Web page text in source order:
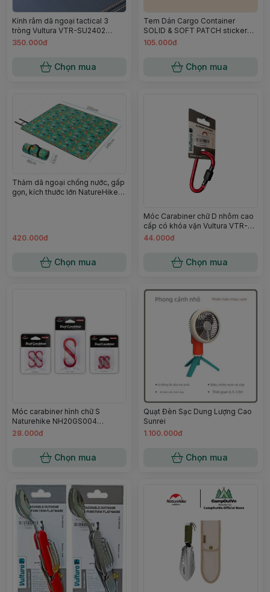
Kính râm dã ngoại tactical 3
tròng Vultura VTR-SU2402
Campoutvn
350.000đ
Chọn mua
Tem Dán Cargo Container
SOLID & SOFT PATCH sticker
trang trí cắm trại campoutvn
105.000đ
Chọn mua
Thảm dã ngoại chống nước, gấp
gọn, kích thước lớn NatureHike
420.000đ
Chọn mua
Móc Carabiner chữ D nhôm cao
cấp có khóa vặn Vultura VTR-
CA2501
44.000đ
Chọn mua
Móc carabiner hình chữ S
Naturehike NH20GS004
Campoutvn
28.000đ
Chọn mua
Quạt Đèn Sạc Dung Lượng Cao
Sunrei
1.100.000đ
Chọn mua